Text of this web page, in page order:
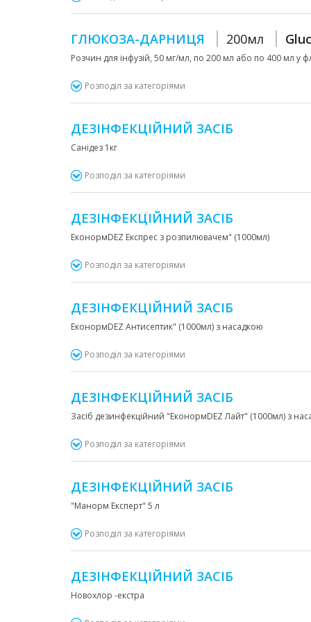
ГЛЮКОЗА-ДАРНИЦЯ 200мл
Розчин для інфузій, 50 мг/мл, по 200 мл або по 400 мл у
Розподіл за категоріями
ДЕЗІНФЕКЦІЙНИЙ ЗАСІБ
Санідез 1кг
Розподіл за категоріями
ДЕЗІНФЕКЦІЙНИЙ ЗАСІБ
ЕконормDEZ Експрес з розпилювачем" (1000мл)
Розподіл за категоріями
ДЕЗІНФЕКЦІЙНИЙ ЗАСІБ
ЕконормDEZ Антисептик" (1000мл) з насадкою
Розподіл за категоріями
ДЕЗІНФЕКЦІЙНИЙ ЗАСІБ
Засіб дезинфекційний "ЕконормDEZ Лайт" (1000мл) з
Розподіл за категоріями
ДЕЗІНФЕКЦІЙНИЙ ЗАСІБ
"Манорм Експерт" 5 л
Розподіл за категоріями
ДЕЗІНФЕКЦІЙНИЙ ЗАСІБ
Новохлор -екстра